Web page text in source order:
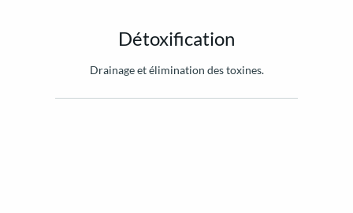
Détoxification
Drainage et élimination des toxines.